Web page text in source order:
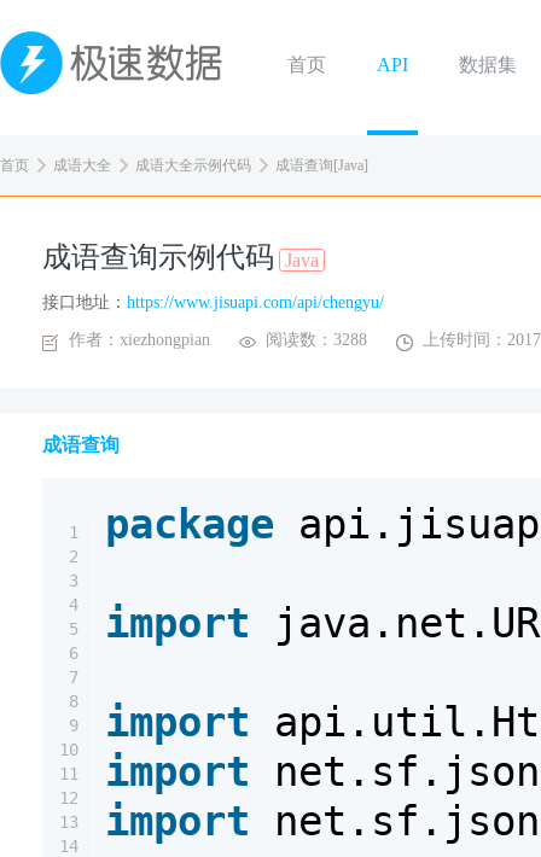
首页 API 数据集
首页 成语大全 成语大全示例代码 成语查询[Java]
成语查询示例代码 Java
接口地址： https://www.jisuapi.com/api/chengyu/
作者：xiezhongpian 阅读数：3288 上传时间：
成语查询
1
2
3
4
5
6
7
8
9
10
11
12
13
14
package
import
import
import
import